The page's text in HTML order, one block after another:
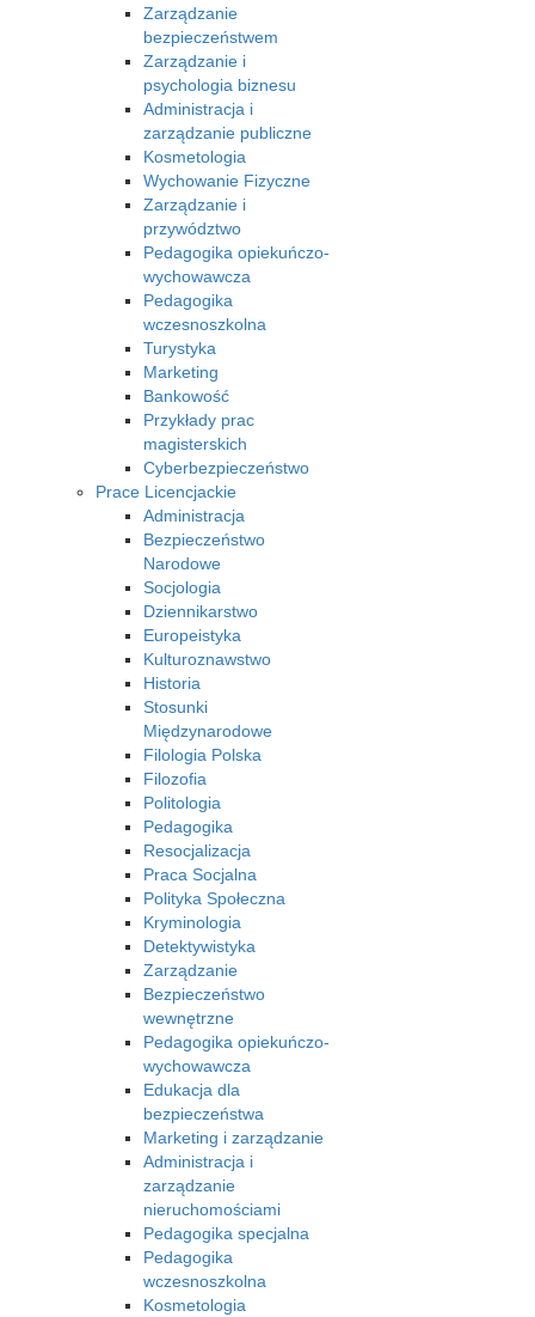
Zarządzanie
bezpieczeństwem
Zarządzanie i
psychologia biznesu
Administracja i
zarządzanie publiczne
Kosmetologia
Wychowanie Fizyczne
Zarządzanie i
przywództwo
Pedagogika opiekuńczo-
wychowawcza
Pedagogika
wczesnoszkolna
Turystyka
Marketing
Bankowość
Przykłady prac
magisterskich
Cyberbezpieczeństwo
Prace Licencjackie
Administracja
Bezpieczeństwo
Narodowe
Socjologia
Dziennikarstwo
Europeistyka
Kulturoznawstwo
Historia
Stosunki
Międzynarodowe
Filologia Polska
Filozofia
Politologia
Pedagogika
Resocjalizacja
Praca Socjalna
Polityka Społeczna
Kryminologia
Detektywistyka
Zarządzanie
Bezpieczeństwo
wewnętrzne
Pedagogika opiekuńczo-
wychowawcza
Edukacja dla
bezpieczeństwa
Marketing i zarządzanie
Administracja i
zarządzanie
nieruchomościami
Pedagogika specjalna
Pedagogika
wczesnoszkolna
Kosmetologia